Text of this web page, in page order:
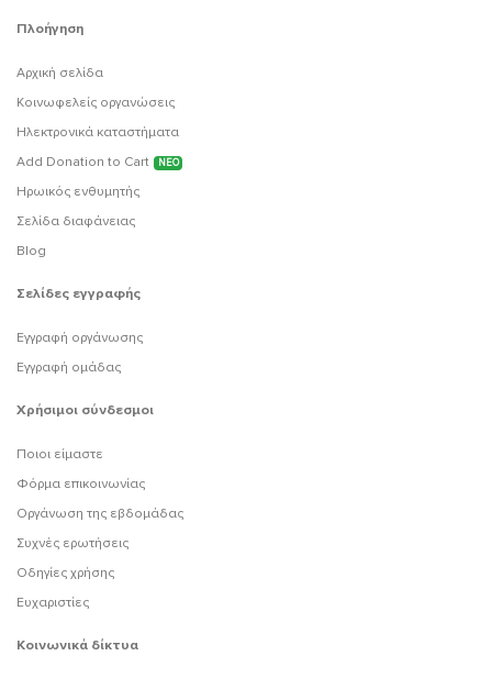
Πλοήγηση
Αρχική σελίδα
Κοινωφελείς οργανώσεις
Ηλεκτρονικά καταστήματα
Add Donation to Cart
ΝΕΟ
Ηρωικός ενθυμητής
Σελίδα διαφάνειας
Blog
Σελίδες εγγραφής
Εγγραφή οργάνωσης
Εγγραφή ομάδας
Χρήσιμοι σύνδεσμοι
Ποιοι είμαστε
Φόρμα επικοινωνίας
Οργάνωση της εβδομάδας
Συχνές ερωτήσεις
Οδηγίες χρήσης
Ευχαριστίες
Κοινωνικά δίκτυα